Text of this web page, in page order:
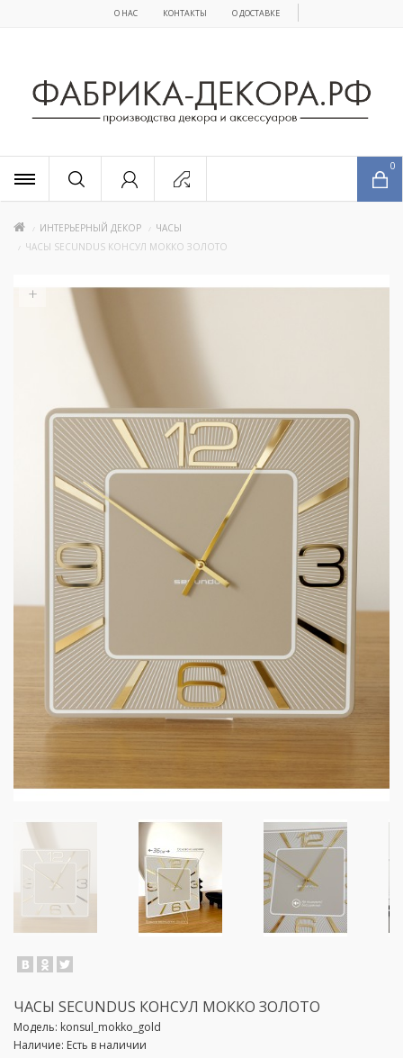
О НАС КОНТАКТЫ О ДОСТАВКЕ
0
ИНТЕРЬЕРНЫЙ ДЕКОР
ЧАСЫ
ЧАСЫ SECUNDUS КОНСУЛ МОККО ЗОЛОТО
+
ЧАСЫ SECUNDUS КОНСУЛ МОККО ЗОЛОТО
Модель: konsul_mokko_gold
Наличие: Есть в наличии